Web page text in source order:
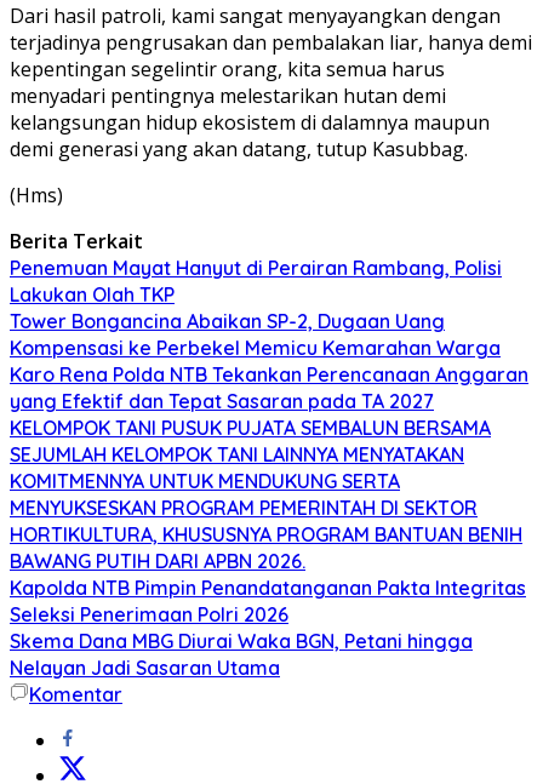
Dari hasil patroli, kami sangat menyayangkan dengan
terjadinya pengrusakan dan pembalakan liar, hanya demi
kepentingan segelintir orang, kita semua harus
menyadari pentingnya melestarikan hutan demi
kelangsungan hidup ekosistem di dalamnya maupun
demi generasi yang akan datang, tutup Kasubbag.
(Hms)
Berita Terkait
Penemuan Mayat Hanyut di Perairan Rambang, Polisi
Lakukan Olah TKP
Tower Bongancina Abaikan SP-2, Dugaan Uang
Kompensasi ke Perbekel Memicu Kemarahan Warga
Karo Rena Polda NTB Tekankan Perencanaan Anggaran
yang Efektif dan Tepat Sasaran pada TA 2027
KELOMPOK TANI PUSUK PUJATA SEMBALUN BERSAMA
SEJUMLAH KELOMPOK TANI LAINNYA MENYATAKAN
KOMITMENNYA UNTUK MENDUKUNG SERTA
MENYUKSESKAN PROGRAM PEMERINTAH DI SEKTOR
HORTIKULTURA, KHUSUSNYA PROGRAM BANTUAN BENIH
BAWANG PUTIH DARI APBN 2026.
Kapolda NTB Pimpin Penandatanganan Pakta Integritas
Seleksi Penerimaan Polri 2026
Skema Dana MBG Diurai Waka BGN, Petani hingga
Nelayan Jadi Sasaran Utama
Komentar